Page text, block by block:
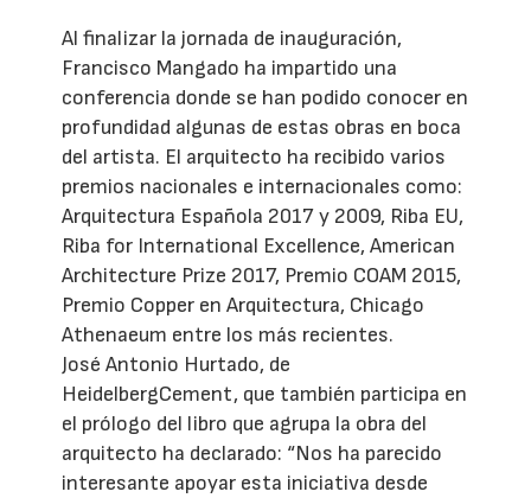
Al finalizar la jornada de inauguración,
Francisco Mangado ha impartido una
conferencia donde se han podido conocer en
profundidad algunas de estas obras en boca
del artista. El arquitecto ha recibido varios
premios nacionales e internacionales como:
Arquitectura Española 2017 y 2009, Riba EU,
Riba for International Excellence, American
Architecture Prize 2017, Premio COAM 2015,
Premio Copper en Arquitectura, Chicago
Athenaeum entre los más recientes.
José Antonio Hurtado, de
HeidelbergCement, que también participa en
el prólogo del libro que agrupa la obra del
arquitecto ha declarado: “Nos ha parecido
interesante apoyar esta iniciativa desde